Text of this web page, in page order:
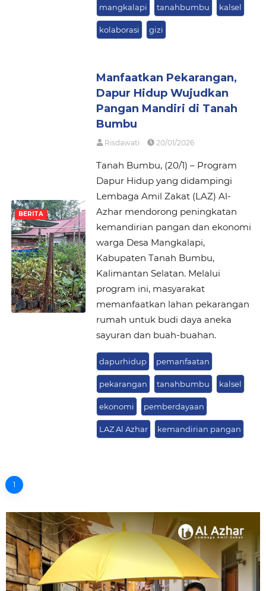
mangkalapi tanahbumbu kalsel
kolaborasi gizi
BERITA
Manfaatkan Pekarangan,
Dapur Hidup Wujudkan
Pangan Mandiri di Tanah
Bumbu
Risdawati 20/01/2026
Tanah Bumbu, (20/1) – Program
Dapur Hidup yang didampingi
Lembaga Amil Zakat (LAZ) Al-
Azhar mendorong peningkatan
kemandirian pangan dan ekonomi
warga Desa Mangkalapi,
Kabupaten Tanah Bumbu,
Kalimantan Selatan. Melalui
program ini, masyarakat
memanfaatkan lahan pekarangan
rumah untuk budi daya aneka
sayuran dan buah-buahan.
dapurhidup pemanfaatan
pekarangan tanahbumbu kalsel
ekonomi pemberdayaan
LAZ Al Azhar kemandirian pangan
1